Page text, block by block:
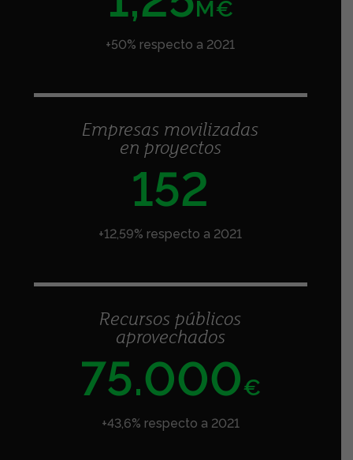
M€
+50% respecto a 2021
Empresas movilizadas
en proyectos
152
+12,59% respecto a 2021
Recursos públicos
aprovechados
75.000€
+43,6% respecto a 2021